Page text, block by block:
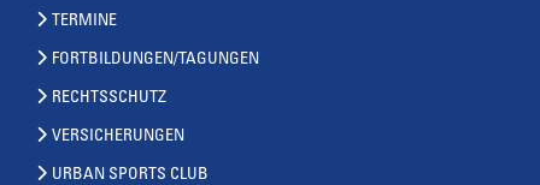
TERMINE
FORTBILDUNGEN/TAGUNGEN
RECHTSSCHUTZ
VERSICHERUNGEN
URBAN SPORTS CLUB